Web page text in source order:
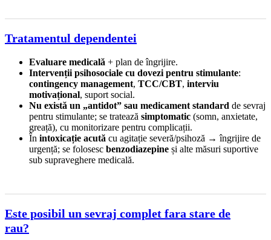
Tratamentul dependentei
Evaluare medicală + plan de îngrijire.
Intervenții psihosociale cu dovezi pentru stimulante:
contingency management, TCC/CBT, interviu
motivațional, suport social.
Nu există un „antidot” sau medicament standard de sevraj
pentru stimulante; se tratează simptomatic (somn, anxietate,
greață), cu monitorizare pentru complicații.
În intoxicație acută cu agitație severă/psihoză → îngrijire de
urgență; se folosesc benzodiazepine și alte măsuri suportive
sub supraveghere medicală.
Este posibil un sevraj complet fara stare de
rau?